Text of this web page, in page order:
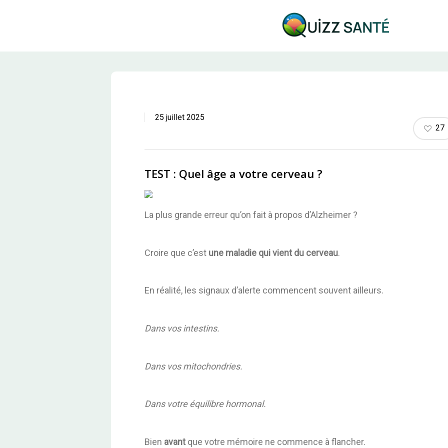
25 juillet 2025
27
TEST : Quel âge a votre cerveau ?
La plus grande erreur qu’on fait à propos d’Alzheimer ?
Croire que c’est une maladie qui vient du cerveau.
En réalité, les signaux d’alerte commencent souvent ailleurs.
Dans vos intestins.
Dans vos mitochondries.
Dans votre équilibre hormonal.
Bien avantque votre mémoire ne commence à flancher.